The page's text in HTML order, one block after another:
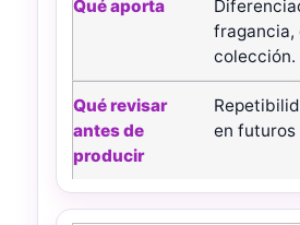
Qué aporta
Qué revisar antes de
fragancia,
colección.
en futuros